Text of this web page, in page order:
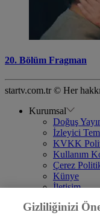
20. Bölüm Fragman
startv.com.tr © Her hakkı
Kurumsal
Doğuş
İzleyici
KVKK
Kullanım
Çerez
Künye
İletişim
DYG
Gizliliğinizi